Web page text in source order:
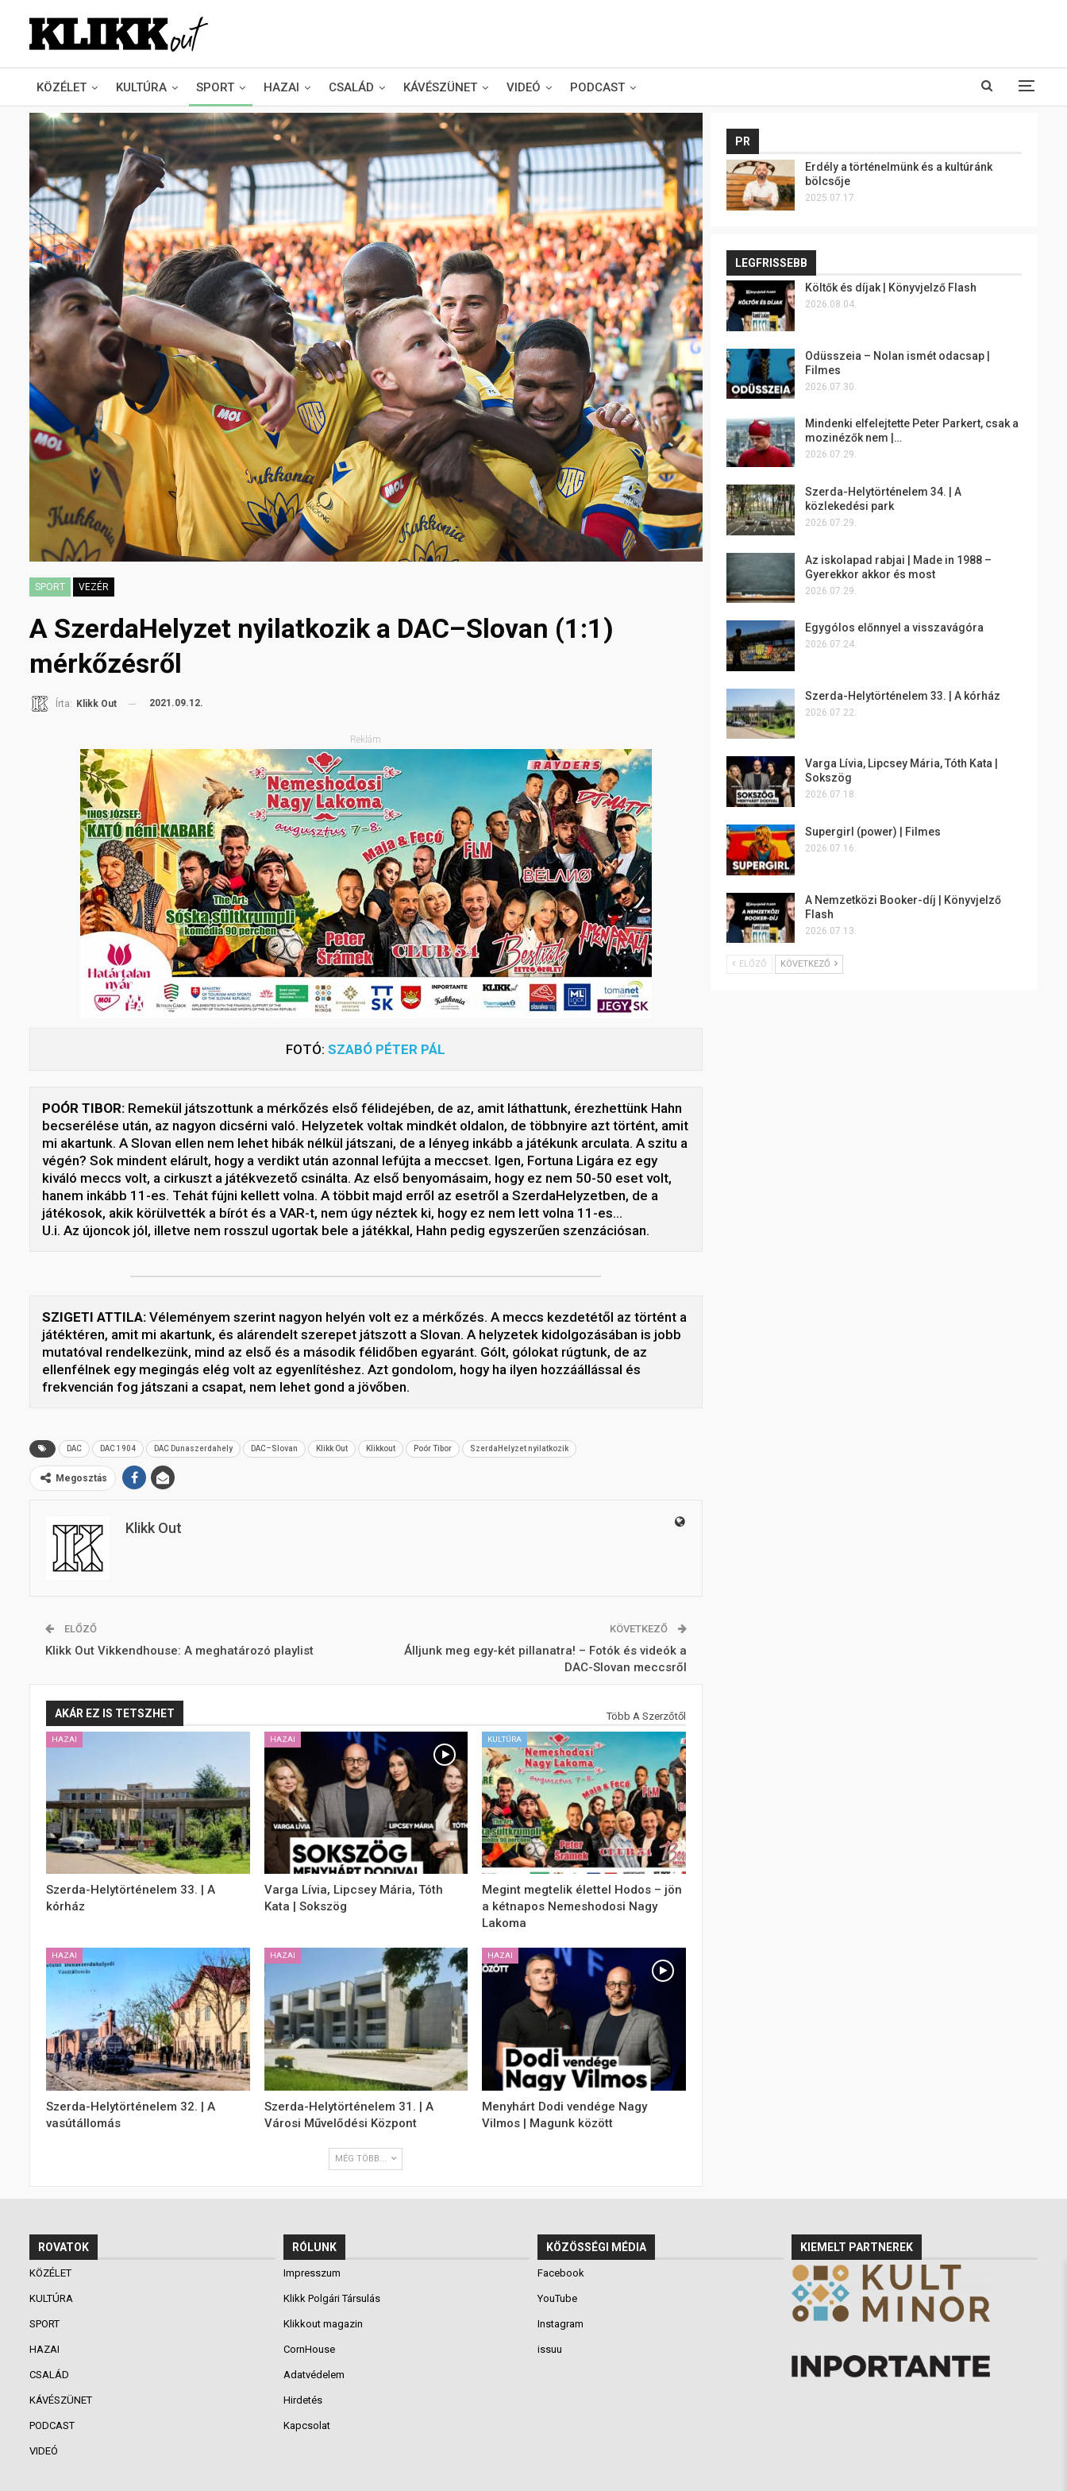
KÖZÉLET KULTÚRA SPORT HAZAI CSALÁD KÁVÉSZÜNET VIDEÓ PODCAST
SPORT VEZÉR
A SzerdaHelyzet nyilatkozik a DAC–Slovan (1:1)
mérkőzésről
Írta: Klikk Out 2021.09.12.
Reklám
FOTÓ:SZABÓ PÉTER PÁL
POÓR TIBOR: Remekül játszottunk a mérkőzés első félidejében, de az, amit láthattunk, érezhettünk Hahn
becserélése után, az nagyon dicsérni való. Helyzetek voltak mindkét oldalon, de többnyire azt történt, amit
mi akartunk. A Slovan ellen nem lehet hibák nélkül játszani, de a lényeg inkább a játékunk arculata. A szitu a
végén? Sok mindent elárult, hogy a verdikt után azonnal lefújta a meccset. Igen, Fortuna Ligára ez egy
kiváló meccs volt, a cirkuszt a játékvezető csinálta. Az első benyomásaim, hogy ez nem 50-50 eset volt,
hanem inkább 11-es. Tehát fújni kellett volna. A többit majd erről az esetről a SzerdaHelyzetben, de a
játékosok, akik körülvették a bírót és a VAR-t, nem úgy néztek ki, hogy ez nem lett volna 11-es…
U.i. Az újoncok jól, illetve nem rosszul ugortak bele a játékkal, Hahn pedig egyszerűen szenzációsan.
SZIGETI ATTILA: Véleményem szerint nagyon helyén volt ez a mérkőzés. A meccs kezdetétől az történt a
játéktéren, amit mi akartunk, és alárendelt szerepet játszott a Slovan. A helyzetek kidolgozásában is jobb
mutatóval rendelkezünk, mind az első és a második félidőben egyaránt. Gólt, gólokat rúgtunk, de az
ellenfélnek egy megingás elég volt az egyenlítéshez. Azt gondolom, hogy ha ilyen hozzáállással és
frekvencián fog játszani a csapat, nem lehet gond a jövőben.
DAC DAC 1904 DAC Dunaszerdahely DAC–Slovan Klikk Out Klikkout Poór Tibor SzerdaHelyzet nyilatkozik
Megosztás
Klikk Out
ELŐZŐ
Klikk Out Vikkendhouse: A meghatározó playlist
KÖVETKEZŐ
Álljunk meg egy-két pillanatra! – Fotók és videók a
DAC-Slovan meccsről
AKÁR EZ IS TETSZHET Több A Szerzőtől
HAZAI
Szerda-Helytörténelem 33. | A
kórház
HAZAI
Varga Lívia, Lipcsey Mária, Tóth
Kata | Sokszög
KULTÚRA
Megint megtelik élettel Hodos – jön
a kétnapos Nemeshodosi Nagy
Lakoma
HAZAI
Szerda-Helytörténelem 32. | A
vasútállomás
HAZAI
Szerda-Helytörténelem 31. | A
Városi Művelődési Központ
HAZAI
Menyhárt Dodi vendége Nagy
Vilmos | Magunk között
MÉG TÖBB...
PR
Erdély a történelmünk és a kultúránk
bölcsője
2025.07.17.
LEGFRISSEBB
Költők és díjak | Könyvjelző Flash
2026.08.04.
Odüsszeia – Nolan ismét odacsap |
Filmes
2026.07.30.
Mindenki elfelejtette Peter Parkert, csak a
mozinézők nem |…
2026.07.29.
Szerda-Helytörténelem 34. | A
közlekedési park
2026.07.29.
Az iskolapad rabjai | Made in 1988 –
Gyerekkor akkor és most
2026.07.29.
Egygólos előnnyel a visszavágóra
2026.07.24.
Szerda-Helytörténelem 33. | A kórház
2026.07.22.
Varga Lívia, Lipcsey Mária, Tóth Kata |
Sokszög
2026.07.18.
Supergirl (power) | Filmes
2026.07.16.
A Nemzetközi Booker-díj | Könyvjelző
Flash
2026.07.13.
ELŐZŐ KÖVETKEZŐ
ROVATOK
KÖZÉLET
KULTÚRA
SPORT
HAZAI
CSALÁD
KÁVÉSZÜNET
PODCAST
VIDEÓ
RÓLUNK
Impresszum
Klikk Polgári Társulás
Klikkout magazin
CornHouse
Adatvédelem
Hirdetés
Kapcsolat
KÖZÖSSÉGI MÉDIA
Facebook
YouTube
Instagram
issuu
KIEMELT PARTNEREK